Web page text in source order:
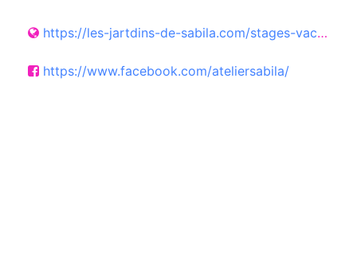
https://les-jartdins-de-sabila.com/stages-vacances-scolaires/
https://www.facebook.com/ateliersabila/